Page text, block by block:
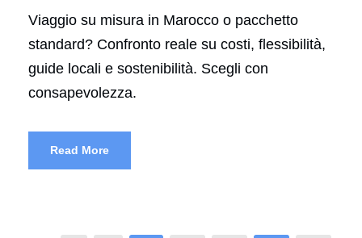
Viaggio su misura in Marocco o pacchetto
standard? Confronto reale su costi, flessibilità,
guide locali e sostenibilità. Scegli con
consapevolezza.
Read More